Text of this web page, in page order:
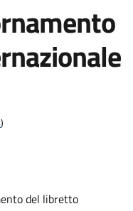
)
del libretto